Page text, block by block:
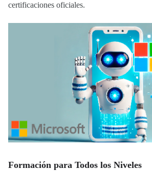
certificaciones oficiales.
Formación para Todos los Niveles